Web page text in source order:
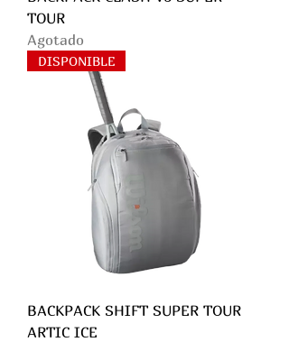
TOUR
Agotado
DISPONIBLE
BACKPACK SHIFT SUPER TOUR
ARTIC ICE